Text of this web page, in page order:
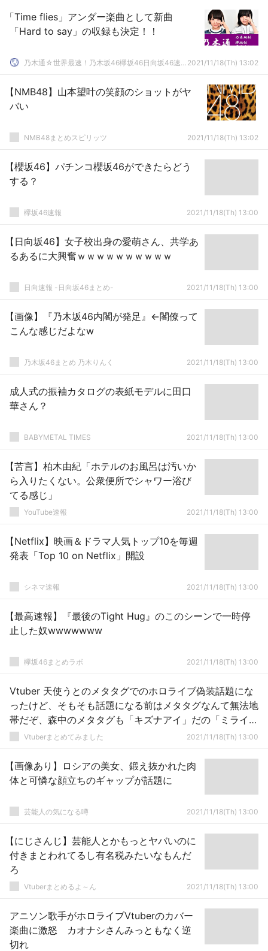
「Time flies」アンダー楽曲として新曲
「Hard to say」の収録も決定！！
乃木通☆世界最速！乃木坂46欅坂46日向坂46速報まとめ 2021/11/18(Th) 13:02
【NMB48】山本望叶の笑顔のショットがヤ
バい
NMB48まとめスピリッツ 2021/11/18(Th) 13:02
【櫻坂46】パチンコ櫻坂46ができたらどう
する？
欅坂46速報 2021/11/18(Th) 13:00
【日向坂46】女子校出身の愛萌さん、共学あ
るあるに大興奮ｗｗｗｗｗｗｗｗｗｗ
日向速報 -日向坂46まとめ- 2021/11/18(Th) 13:00
【画像】『乃木坂46内閣が発足』←閣僚って
こんな感じだよなw
乃木坂46まとめ 乃木りんく 2021/11/18(Th) 13:00
成人式の振袖カタログの表紙モデルに田口
華さん？
BABYMETAL TIMES 2021/11/18(Th) 13:00
【苦言】柏木由紀「ホテルのお風呂は汚いか
ら入りたくない。公衆便所でシャワー浴び
てる感じ」
YouTube速報 2021/11/18(Th) 13:00
【Netflix】映画＆ドラマ人気トップ10を毎週
発表「Top 10 on Netflix」開設
シネマ速報 2021/11/18(Th) 13:00
【最高速報】『最後のTight Hug』のこのシーンで一時停
止した奴wwwwwww
欅坂46まとめラボ 2021/11/18(Th) 13:00
Vtuber 天使うとのメタタグでのホロライブ偽装話題にな
ったけど、そもそも話題になる前はメタタグなんて無法地
帯だぞ、森中のメタタグも「キズナアイ」だの「ミライア
カリ」だの
Vtuberまとめてみました 2021/11/18(Th) 13:00
【画像あり】ロシアの美女、鍛え抜かれた肉
体と可憐な顔立ちのギャップが話題に
芸能人の気になる噂 2021/11/18(Th) 13:00
【にじさんじ】芸能人とかもっとヤバいのに
付きまとわれてるし有名税みたいなもんだ
ろ
Vtuberまとめるよ～ん 2021/11/18(Th) 13:00
アニソン歌手がホロライブVtuberのカバー
楽曲に激怒 カオナシさんみっともなく逆
切れ